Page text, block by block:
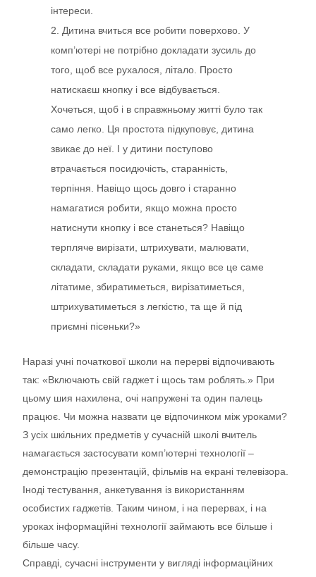
інтереси.
2. Дитина вчиться все робити поверхово. У
комп’ютері не потрібно докладати зусиль до
того, щоб все рухалося, літало. Просто
натискаєш кнопку і все відбувається.
Хочеться, щоб і в справжньому житті було так
само легко. Ця простота підкуповує, дитина
звикає до неї. І у дитини поступово
втрачається посидючість, старанність,
терпіння. Навіщо щось довго і старанно
намагатися робити, якщо можна просто
натиснути кнопку і все станеться? Навіщо
терпляче вирізати, штрихувати, малювати,
складати, складати руками, якщо все це саме
літатиме, збиратиметься, вирізатиметься,
штрихуватиметься з легкістю, та ще й під
приємні пісеньки?»
Наразі учні початкової школи на перерві відпочивають
так: «Включають свій гаджет і щось там роблять.» При
цьому шия нахилена, очі напружені та один палець
працює. Чи можна назвати це відпочинком між уроками?
З усіх шкільних предметів у сучасній школі вчитель
намагається застосувати комп’ютерні технології –
демонстрацію презентацій, фільмів на екрані телевізора.
Іноді тестування, анкетування із використанням
особистих гаджетів. Таким чином, і на перервах, і на
уроках інформаційні технології займають все більше і
більше часу.
Справді, сучасні інструменти у вигляді інформаційних